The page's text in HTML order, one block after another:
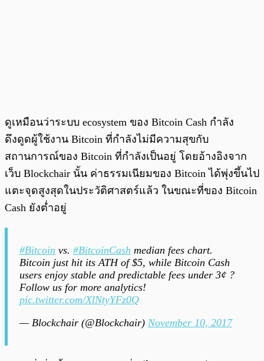
ดูเหมือนว่าระบบ ecosystem ของ Bitcoin Cash กำลัง
ดึงดูดผู้ใช้งาน Bitcoin ที่กำลังไม่มีความสุขกับ
สถานการณ์ของ Bitcoin ที่กำลังเป็นอยู่ โดยอ้างอิงจาก
เว็บ Blockchair นั้น ค่าธรรมเนียมของ Bitcoin ได้พุ่งขึ้นไป
แตะจุดสูงสุดในประวัติศาสตร์แล้ว ในขณะที่ของ Bitcoin
Cash ยังต่ำอยู่
#Bitcoin vs. #BitcoinCash median fees chart.
Bitcoin just hit its ATH of $5, while Bitcoin Cash
users enjoy stable and predictable fees under 3¢ ?
Follow us for more analytics!
pic.twitter.com/XlNtyYFz0Q
— Blockchair (@Blockchair) November 10, 2017